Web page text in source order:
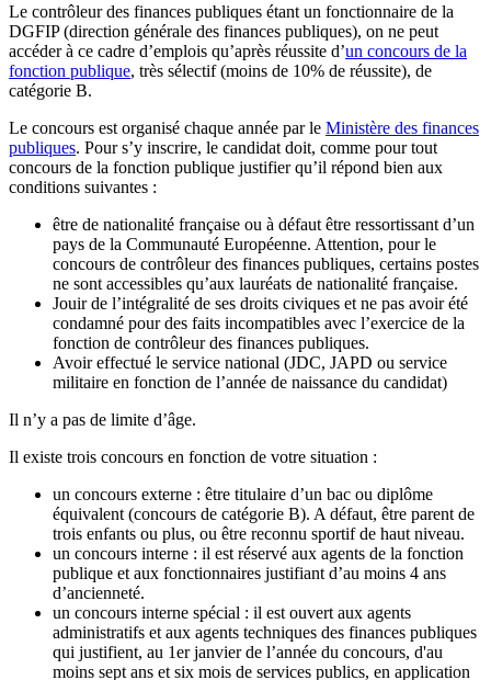
Le contrôleur des finances publiques étant un fonctionnaire de la
DGFIP (direction générale des finances publiques), on ne peut
accéder à ce cadre d’emplois qu’après réussite d’un concours de la
fonction publique, très sélectif (moins de 10% de réussite), de
catégorie B.
Le concours est organisé chaque année par le Ministère des finances
publiques. Pour s’y inscrire, le candidat doit, comme pour tout
concours de la fonction publique justifier qu’il répond bien aux
conditions suivantes :
être de nationalité française ou à défaut être ressortissant d’un
pays de la Communauté Européenne. Attention, pour le
concours de contrôleur des finances publiques, certains postes
ne sont accessibles qu’aux lauréats de nationalité française.
Jouir de l’intégralité de ses droits civiques et ne pas avoir été
condamné pour des faits incompatibles avec l’exercice de la
fonction de contrôleur des finances publiques.
Avoir effectué le service national (JDC, JAPD ou service
militaire en fonction de l’année de naissance du candidat)
Il n’y a pas de limite d’âge.
Il existe trois concours en fonction de votre situation :
un concours externe : être titulaire d’un bac ou diplôme
équivalent (concours de catégorie B). A défaut, être parent de
trois enfants ou plus, ou être reconnu sportif de haut niveau.
un concours interne : il est réservé aux agents de la fonction
publique et aux fonctionnaires justifiant d’au moins 4 ans
d’ancienneté.
un concours interne spécial : il est ouvert aux agents
administratifs et aux agents techniques des finances publiques
qui justifient, au 1er janvier de l’année du concours, d'au
moins sept ans et six mois de services publics, en application